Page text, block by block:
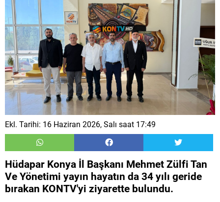
Ekl. Tarihi: 16 Haziran 2026, Salı saat 17:49
Hüdapar Konya İl Başkanı Mehmet Zülfi Tan
Ve Yönetimi yayın hayatın da 34 yılı geride
bırakan KONTV'yi ziyarette bulundu.